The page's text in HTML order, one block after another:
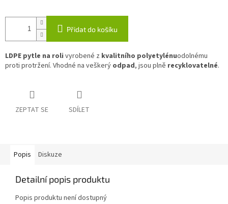
Přidat do košíku
LDPE pytle na roli vyrobené z kvalitního polyetylénuodolnému
proti protržení. Vhodné na veškerý odpad, jsou plně recyklovatelné.
ZEPTAT SE SDÍLET
Popis Diskuze
Detailní popis produktu
Popis produktu není dostupný